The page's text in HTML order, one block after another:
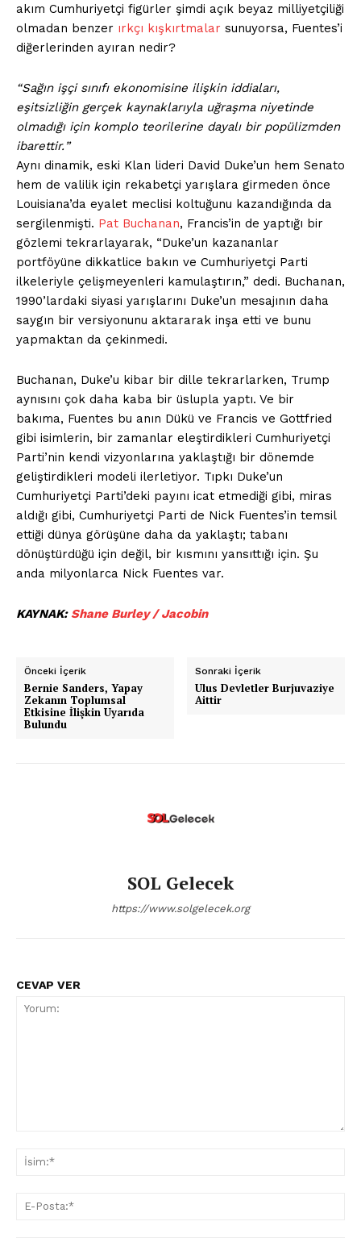
akım Cumhuriyetçi figürler şimdi açık beyaz milliyetçiliği
olmadan benzer ırkçı kışkırtmalar sunuyorsa, Fuentes’i
diğerlerinden ayıran nedir?
Sağın işçi sınıfı ekonomisine ilişkin iddiaları,
eşitsizliğin gerçek kaynaklarıyla uğraşma niyetinde
olmadığı için komplo teorilerine dayalı bir popülizmden
ibarettir.
Aynı dinamik, eski Klan lideri David Duke’un hem Senato
hem de valilik için rekabetçi yarışlara girmeden önce
Louisiana’da eyalet meclisi koltuğunu kazandığında da
sergilenmişti. Pat Buchanan, Francis’in de yaptığı bir
gözlemi tekrarlayarak, “Duke’un kazananlar
portföyüne dikkatlice bakın ve Cumhuriyetçi Parti
ilkeleriyle çelişmeyenleri kamulaştırın,” dedi. Buchanan,
1990’lardaki siyasi yarışlarını Duke’un mesajının daha
saygın bir versiyonunu aktararak inşa etti ve bunu
yapmaktan da çekinmedi.
Buchanan, Duke’u kibar bir dille tekrarlarken, Trump
aynısını çok daha kaba bir üslupla yaptı. Ve bir
bakıma, Fuentes bu anın Dükü ve Francis ve Gottfried
gibi isimlerin, bir zamanlar eleştirdikleri Cumhuriyetçi
Parti’nin kendi vizyonlarına yaklaştığı bir dönemde
geliştirdikleri modeli ilerletiyor. Tıpkı Duke’un
Cumhuriyetçi Parti’deki payını icat etmediği gibi, miras
aldığı gibi, Cumhuriyetçi Parti de Nick Fuentes’in temsil
ettiği dünya görüşüne daha da yaklaştı; tabanı
dönüştürdüğü için değil, bir kısmını yansıttığı için. Şu
anda milyonlarca Nick Fuentes var.
KAYNAK:Shane Burley / Jacobin
Önceki İçerik
Bernie Sanders, Yapay
Zekanın Toplumsal
Etkisine İlişkin Uyarıda
Bulundu
Sonraki İçerik
Ulus Devletler Burjuvaziye
Aittir
SOL Gelecek
https://www.solgelecek.org
CEVAP VER